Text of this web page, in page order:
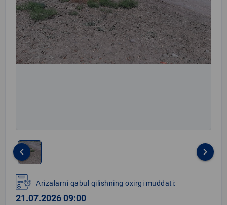
1
of
1
keyboard_arrow_left keyboard_arrow_right
Arizalarni qabul qilishning oxirgi muddati:
21.07.2026 09:00